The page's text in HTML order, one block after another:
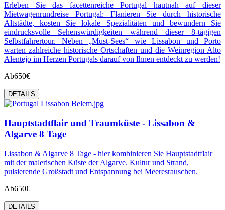
Erleben Sie das facettenreiche Portugal hautnah auf dieser
Mietwagenrundreise Portugal: Flanieren Sie durch historische
Altstädte, kosten Sie lokale Spezialitäten und bewundern Sie
eindrucksvolle Sehenswürdigkeiten während dieser 8-tägigen
Selbstfahrertour. Neben „Must-Sees“ wie Lissabon und Porto
warten zahlreiche historische Ortschaften und die Weinregion Alto
Alentejo im Herzen Portugals darauf von Ihnen entdeckt zu werden!
Ab650€
DETAILS
Hauptstadtflair und Traumküste - Lissabon &
Algarve 8 Tage
Lissabon & Algarve 8 Tage - hier kombinieren Sie Hauptstadtflair
mit der malerischen Küste der Algarve. Kultur und Strand,
pulsierende Großstadt und Entspannung bei Meeresrauschen.
Ab650€
DETAILS